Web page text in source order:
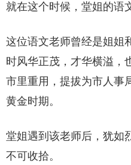
就在这个时候，堂姐的语
这位语文老师曾经是姐姐
时风华正茂，才华横溢，
市里重用，提拔为市人事
黄金时期。
堂姐遇到该老师后，犹如
不可收拾。